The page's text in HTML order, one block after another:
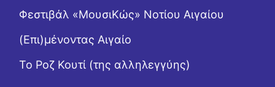
Φεστιβάλ «ΜουσιΚώς» Νοτίου Αιγαίου
(Επι)μένοντας Αιγαίο
Το Ροζ Κουτί (της αλληλεγγύης)